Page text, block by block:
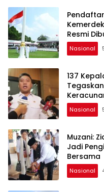
Resmi
Nasional
137
Nasional
Muzani:
Jadi
Bersama
Nasional